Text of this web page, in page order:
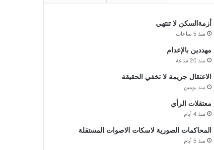
أزمةالسكن لا تنتهي
منذ 5 ساعات
مهددين بالإعدام
منذ 20 ساعة
الاعتقال جريمة لا تخفي الحقيقة
منذ يومين
معتقلات الرأي
منذ 4 أيام
المحاكمات الصورية لاسكات الاصوات المستقلة
منذ 5 أيام